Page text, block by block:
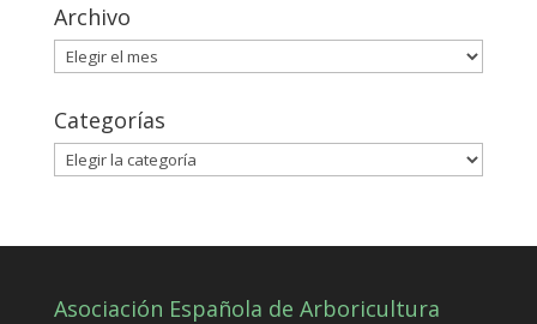
Archivo
Archivo
Categorías
Categorías
Asociación Española de Arboricultura